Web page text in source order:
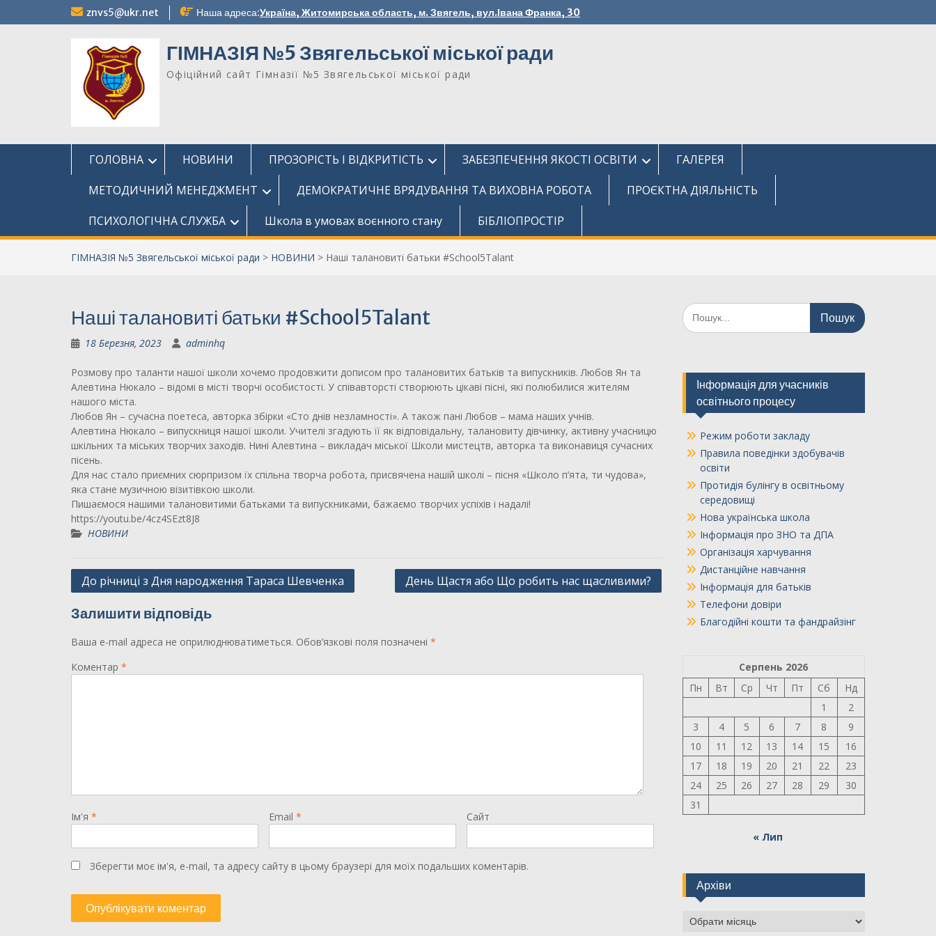
до
znvs5@ukr.net Наша адреса:Україна, Житомирська область, м. Звягель, вул.Івана Франка, 30
ГІМНАЗІЯ №5 Звягельської міської ради
Офіційний сайт Гімназії №5 Звягельської міської ради
ГОЛОВНА НОВИНИ ПРОЗОРІСТЬ І ВІДКРИТІСТЬ ЗАБЕЗПЕЧЕННЯ ЯКОСТІ ОСВІТИ
ГАЛЕРЕЯ
МЕТОДИЧНИЙ МЕНЕДЖМЕНТ
ДЕМОКРАТИЧНЕ ВРЯДУВАННЯ ТА ВИХОВНА РОБОТА
ПРОЄКТНА ДІЯЛЬНІСТЬ
ПСИХОЛОГІЧНА СЛУЖБА
Школа в умовах воєнного стану БІБЛІОПРОСТІР
ГІМНАЗІЯ №5 Звягельської міської ради > НОВИНИ > Наші талановиті батьки #School5Talant
Наші талановиті батьки #School5Talant
18 Березня, 2023 adminhq
Розмову про таланти нашої школи хочемо продовжити дописом про талановитих батьків та випускників. Любов Ян та
Алевтина Нюкало – відомі в місті творчі особистості. У співавторсті створюють цікаві пісні, які полюбилися жителям
нашого міста.
Любов Ян – сучасна поетеса, авторка збірки «Сто днів незламності». А також пані Любов – мама наших учнів.
Алевтина Нюкало – випускниця нашої школи. Учителі згадують її як відповідальну, талановиту дівчинку, активну учасницю
шкільних та міських творчих заходів. Нині Алевтина – викладач міської Школи мистецтв, авторка та виконавиця сучасних
пісень.
Для нас стало приємних сюрпризом їх спільна творча робота, присвячена нашій школі – пісня «Школо п’ята, ти чудова»,
яка стане музичною візитівкою школи.
Пишаємося нашими талановитими батьками та випускниками, бажаємо творчих успіхів і надалі!
https://youtu.be/4cz4SEzt8J8
НОВИНИ
Навігація
До річниці з Дня народження Тараса Шевченка День Щастя або Що робить нас щасливими?
Залишити відповідь
Ваша e-mail адреса не оприлюднюватиметься. Обов’язкові поля позначені *
Коментар *
Ім'я * Email * Сайт
Зберегти моє ім'я, e-mail, та адресу сайту в цьому браузері для моїх подальших коментарів.
Шукати:
Інформація для учасників
освітнього процесу
Режим роботи закладу
Правила поведінки здобувачів
освіти
Протидія булінгу в освітньому
середовищі
Нова українська школа
Інформація про ЗНО та ДПА
Організація харчування
Дистанційне навчання
Інформація для батьків
Телефони довіри
Благодійні кошти та фандрайзінг
Серпень 2026
Пн
Вт Ср Чт Пт Сб
Нд
1
2
3
4 5 6 7 8
9
10
11 12 13 14 15
16
17
18 19 20 21 22
23
24
25 26 27 28 29
30
31
« Лип
Архіви
Архіви